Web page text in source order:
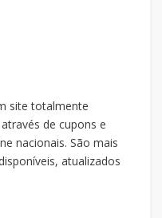
site totalmente
de cupons e
nacionais. São mais
atualizados